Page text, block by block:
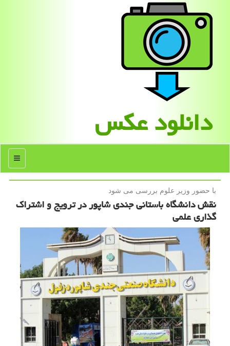
دانلود عكس
منو
با حضور وزیر علوم بررسی می شود
نقش دانشگاه باستانی جندی شاپور در ترویج و اشتراك
گذاری علمی